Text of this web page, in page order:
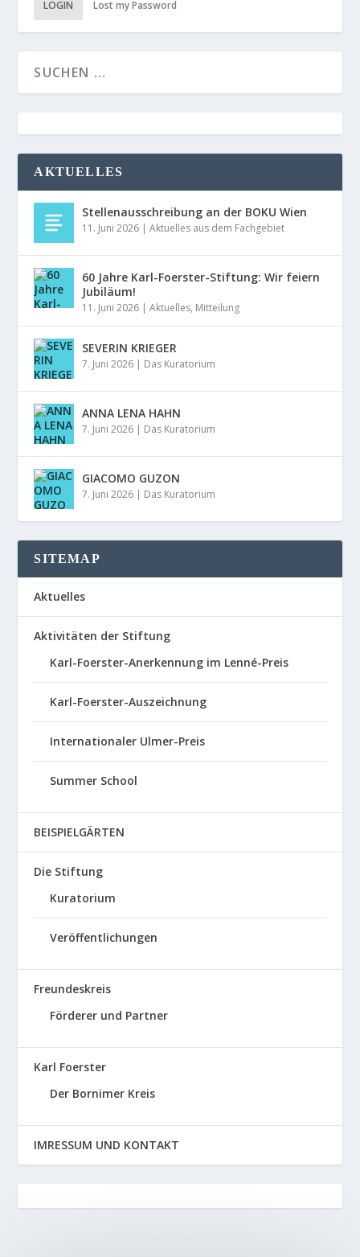
LOGIN Lost my Password
AKTUELLES
Stellenausschreibung an der BOKU Wien
11. Juni 2026 |Aktuelles aus dem Fachgebiet
60 Jahre Karl-Foerster-Stiftung: Wir feiern
Jubiläum!
11. Juni 2026 |Aktuelles, Mitteilung
SEVERIN KRIEGER
7. Juni 2026 | Das Kuratorium
ANNA LENA HAHN
7. Juni 2026 | Das Kuratorium
GIACOMO GUZON
7. Juni 2026 | Das Kuratorium
SITEMAP
Aktuelles
Aktivitäten der Stiftung
Karl-Foerster-Anerkennung im Lenné-Preis
Karl-Foerster-Auszeichnung
Internationaler Ulmer-Preis
Summer School
BEISPIELGÄRTEN
Die Stiftung
Kuratorium
Veröffentlichungen
Freundeskreis
Förderer und Partner
Karl Foerster
Der Bornimer Kreis
IMRESSUM UND KONTAKT